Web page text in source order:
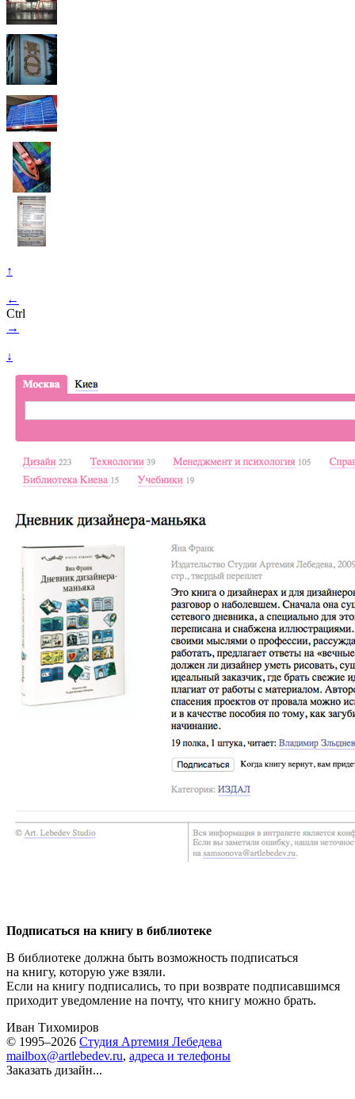
↑
←
Ctrl
→
↓
Подписаться на книгу в библиотеке
В библиотеке должна быть возможность подписаться
на книгу, которую уже взяли.
Если на книгу подписались, то при возврате подписавшимся
приходит уведомление на почту, что книгу можно брать.
Иван Тихомиров
© 1995–2026 Студия Артемия Лебедева
mailbox@artlebedev.ru, адреса и телефоны
Заказать дизайн...